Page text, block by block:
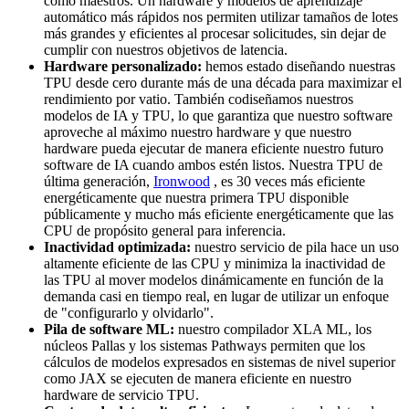
automático más rápidos nos permiten utilizar tamaños de lotes
más grandes y eficientes al procesar solicitudes, sin dejar de
cumplir con nuestros objetivos de latencia.
Hardware personalizado: hemos estado diseñando nuestras
TPU desde cero durante más de una década para maximizar el
rendimiento por vatio. También codiseñamos nuestros
modelos de IA y TPU, lo que garantiza que nuestro software
aproveche al máximo nuestro hardware y que nuestro
hardware pueda ejecutar de manera eficiente nuestro futuro
software de IA cuando ambos estén listos. Nuestra TPU de
última generación, Ironwood , es 30 veces más eficiente
energéticamente que nuestra primera TPU disponible
públicamente y mucho más eficiente energéticamente que las
CPU de propósito general para inferencia.
Inactividad optimizada: nuestro servicio de pila hace un uso
altamente eficiente de las CPU y minimiza la inactividad de
las TPU al mover modelos dinámicamente en función de la
demanda casi en tiempo real, en lugar de utilizar un enfoque
de "configurarlo y olvidarlo".
Pila de software ML: nuestro compilador XLA ML, los
núcleos Pallas y los sistemas Pathways permiten que los
cálculos de modelos expresados en sistemas de nivel superior
como JAX se ejecuten de manera eficiente en nuestro
hardware de servicio TPU.